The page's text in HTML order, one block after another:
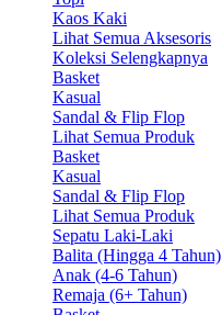
Kaos Kaki
Lihat Semua Aksesoris
Koleksi Selengkapnya
Basket
Kasual
Sandal & Flip Flop
Lihat Semua Produk
Basket
Kasual
Sandal & Flip Flop
Lihat Semua Produk
Sepatu Laki-Laki
Balita (Hingga 4 Tahun)
Anak (4-6 Tahun)
Remaja (6+ Tahun)